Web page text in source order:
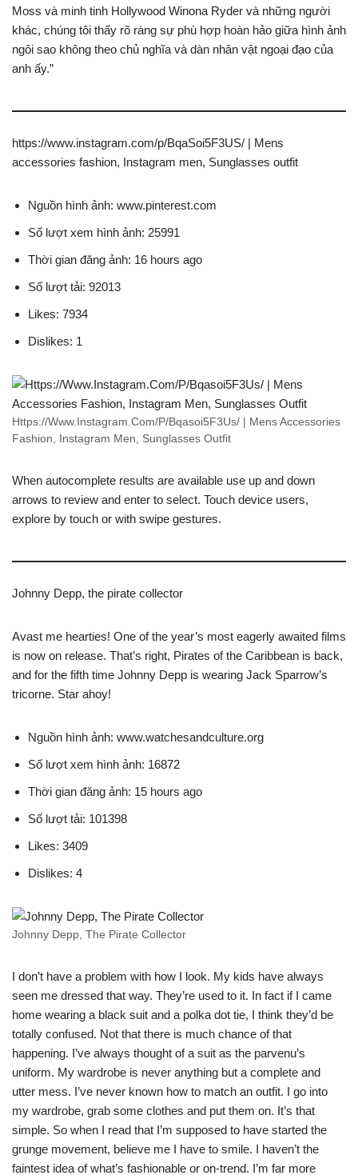
Moss và minh tinh Hollywood Winona Ryder và những người
khác, chúng tôi thấy rõ ràng sự phù hợp hoàn hảo giữa hình ảnh
ngôi sao không theo chủ nghĩa và dàn nhân vật ngoại đạo của
anh ấy.”
https://www.instagram.com/p/BqaSoi5F3US/ | Mens
accessories fashion, Instagram men, Sunglasses outfit
Nguồn hình ảnh: www.pinterest.com
Số lượt xem hình ảnh: 25991
Thời gian đăng ảnh: 16 hours ago
Số lượt tải: 92013
Likes: 7934
Dislikes: 1
Https://Www.Instagram.Com/P/Bqasoi5F3Us/ | Mens Accessories
Fashion, Instagram Men, Sunglasses Outfit
When autocomplete results are available use up and down
arrows to review and enter to select. Touch device users,
explore by touch or with swipe gestures.
Johnny Depp, the pirate collector
Avast me hearties! One of the year’s most eagerly awaited films
is now on release. That’s right, Pirates of the Caribbean is back,
and for the fifth time Johnny Depp is wearing Jack Sparrow’s
tricorne. Star ahoy!
Nguồn hình ảnh: www.watchesandculture.org
Số lượt xem hình ảnh: 16872
Thời gian đăng ảnh: 15 hours ago
Số lượt tải: 101398
Likes: 3409
Dislikes: 4
Johnny Depp, The Pirate Collector
I don’t have a problem with how I look. My kids have always
seen me dressed that way. They’re used to it. In fact if I came
home wearing a black suit and a polka dot tie, I think they’d be
totally confused. Not that there is much chance of that
happening. I’ve always thought of a suit as the parvenu’s
uniform. My wardrobe is never anything but a complete and
utter mess. I’ve never known how to match an outfit. I go into
my wardrobe, grab some clothes and put them on. It’s that
simple. So when I read that I’m supposed to have started the
grunge movement, believe me I have to smile. I haven’t the
faintest idea of what’s fashionable or on-trend. I’m far more